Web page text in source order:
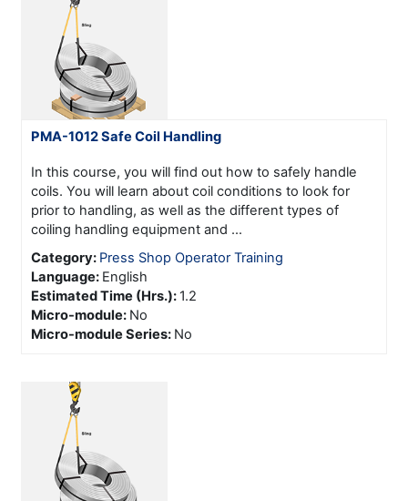
PMA-1012 Safe Coil Handling
In this course, you will find out how to safely handle
coils. You will learn about coil conditions to look for
prior to handling, as well as the different types of
coiling handling equipment and ...
Category: Press Shop Operator Training
Language: English
Estimated Time (Hrs.): 1.2
Micro-module: No
Micro-module Series: No